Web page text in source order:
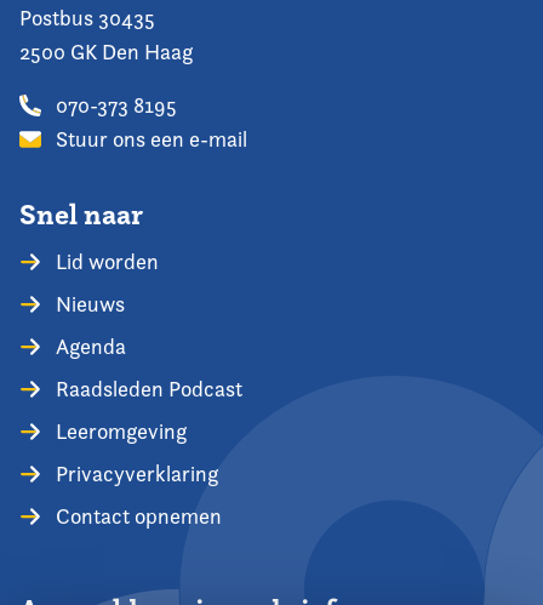
Postbus 30435
2500 GK Den Haag
070-373 8195
Stuur ons een e-mail
Snel naar
Lid worden
Nieuws
Agenda
Raadsleden Podcast
Leeromgeving
Privacyverklaring
Contact opnemen